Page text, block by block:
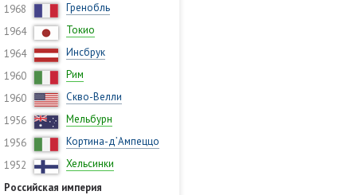
1968
Гренобль
1964
Токио
1964
Инсбрук
1960
Рим
1960
Скво-Велли
1956
Мельбурн
1956
Кортина-д’Ампеццо
1952
Хельсинки
Российская империя